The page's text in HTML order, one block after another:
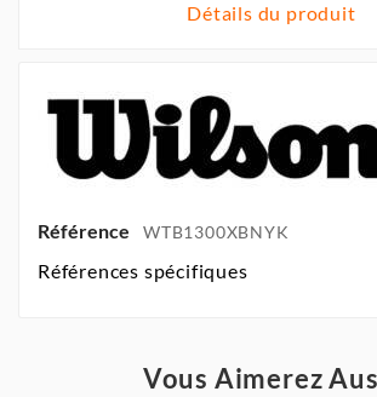
Détails du produit
Référence WTB1300XBNYK
Références spécifiques
Vous Aimerez